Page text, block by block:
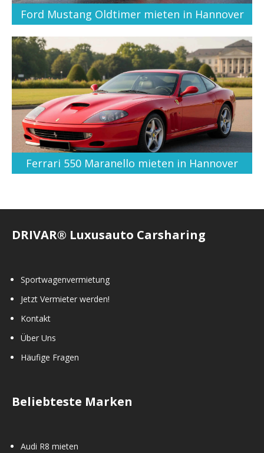
Ford Mustang Oldtimer mieten in Hannover
Ferrari 550 Maranello mieten in Hannover
DRIVAR® Luxusauto Carsharing
Sportwagenvermietung
Jetzt Vermieter werden!
Kontakt
Über Uns
Häufige Fragen
Beliebteste Marken
Audi R8 mieten